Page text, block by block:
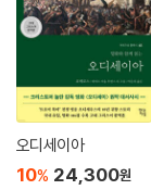
오디세이아
10% 24,300원